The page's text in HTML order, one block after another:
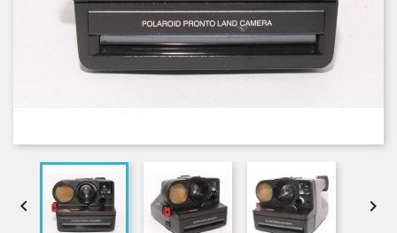
 